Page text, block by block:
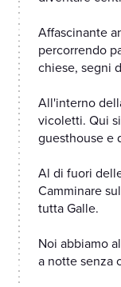
Affascinante
percorrendo
chiese, segni
All'interno
vicoletti. Qui
guesthouse e
Al di fuori
Camminare
tutta Galle.
Noi abbiamo
a notte senza